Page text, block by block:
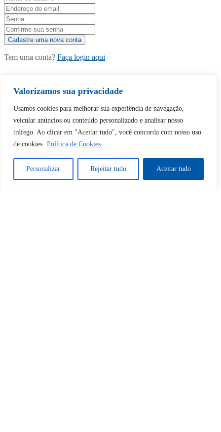
Valorizamos sua privacidade
Usamos cookies para melhorar sua experiência de navegação,
veicular anúncios ou conteúdo personalizado e analisar nosso
tráfego. Ao clicar em "Aceitar tudo", você concorda com nosso uso
de cookies. Política de Cookies
Personalizar Rejeitar tudo Aceitar tudo
Tem uma conta? Faça login aqui
Continuar com
Tem certeza de que deseja
desbloquear esta publicação?